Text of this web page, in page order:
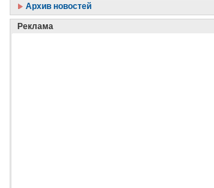
Архив новостей
Реклама